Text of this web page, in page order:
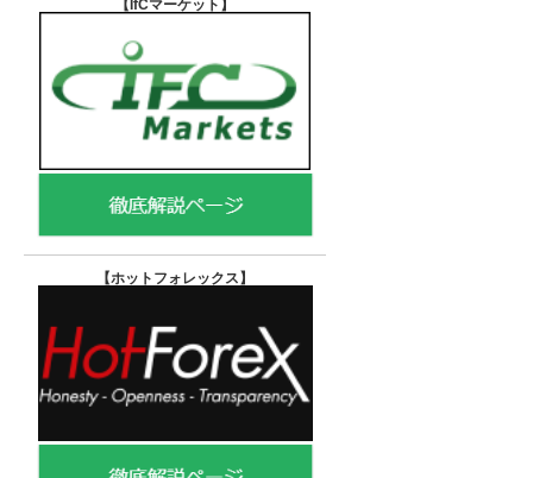
【IfCマーケット 】
【ホットフォレックス】